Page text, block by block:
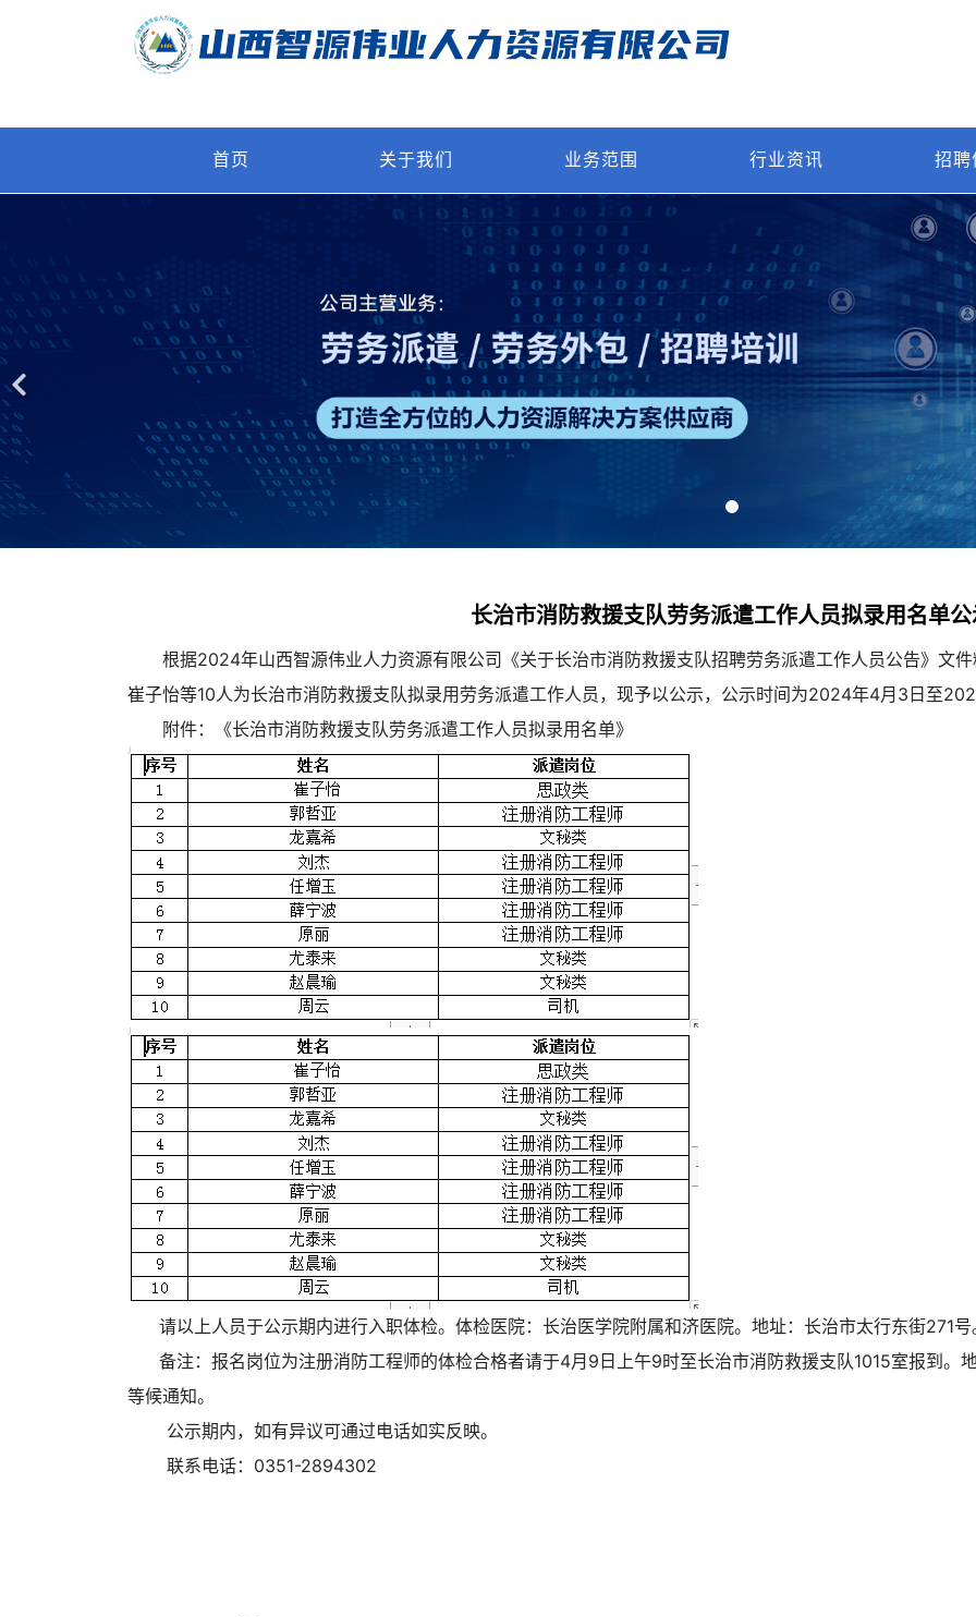
首页 关于我们 业务范围 行业资讯 招聘
长治市消防救援支队劳务派遣工作人员拟录用名单
根据2024年山西智源伟业人力资源有限公司《关于长治市消防救援支队招聘劳务派遣工作人员公告》文
崔子怡等10人为长治市消防救援支队拟录用劳务派遣工作人员，现予以公示，公示时间为2024年4月3日至
附件：《长治市消防救援支队劳务派遣工作人员拟录用名单》
请以上人员于公示期内进行入职体检。体检医院：长治医学院附属和济医院。地址：长治市太行东街271号
备注：报名岗位为注册消防工程师的体检合格者请于4月9日上午9时至长治市消防救援支队1015室报到。
等候通知。
公示期内，如有异议可通过电话如实反映。
联系电话：0351-2894302